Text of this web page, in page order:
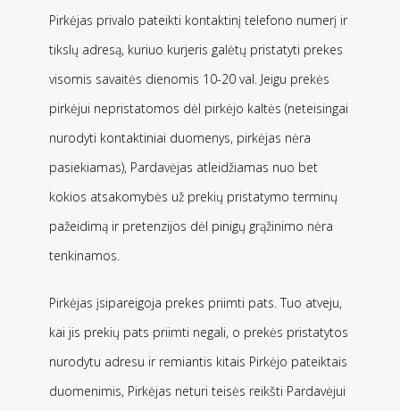
Pirkėjas privalo pateikti kontaktinį telefono numerį ir
tikslų adresą, kuriuo kurjeris galėtų pristatyti prekes
visomis savaitės dienomis 10-20 val. Jeigu prekės
pirkėjui nepristatomos dėl pirkėjo kaltės (neteisingai
nurodyti kontaktiniai duomenys, pirkėjas nėra
pasiekiamas), Pardavėjas atleidžiamas nuo bet
kokios atsakomybės už prekių pristatymo terminų
pažeidimą ir pretenzijos dėl pinigų grąžinimo nėra
tenkinamos.
Pirkėjas įsipareigoja prekes priimti pats. Tuo atveju,
kai jis prekių pats priimti negali, o prekės pristatytos
nurodytu adresu ir remiantis kitais Pirkėjo pateiktais
duomenimis, Pirkėjas neturi teisės reikšti Pardavėjui